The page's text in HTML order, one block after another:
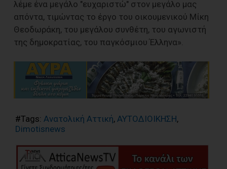
λέμε ένα μεγάλο "ευχαριστώ" στον μεγάλο μας
απόντα, τιμώντας το έργο του οικουμενικού Μίκη
Θεοδωράκη, του μεγάλου συνθέτη, του αγωνιστή
της δημοκρατίας, του παγκόσμιου Έλληνα».
#Tags: Ανατολική Αττική, ΑΥΤΟΔΙΟΙΚΗΣΗ,
Dimotisnews